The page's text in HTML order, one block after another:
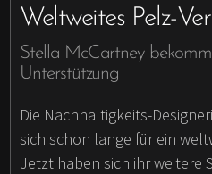
Weltweites Pelz-
Stella McCartney
Unterstützung
Die Nachhaltigkeits-
sich schon lange für ein
Jetzt haben sich ihr weitere